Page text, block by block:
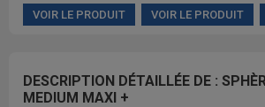
VOIR LE PRODUIT VOIR LE PRODUIT
DESCRIPTION DÉTAILLÉE DE :
MEDIUM MAXI +